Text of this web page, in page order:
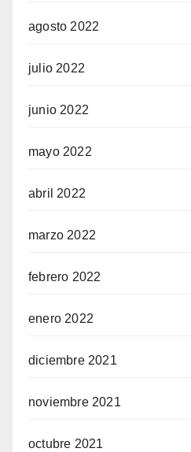
agosto 2022
julio 2022
junio 2022
mayo 2022
abril 2022
marzo 2022
febrero 2022
enero 2022
diciembre 2021
noviembre 2021
octubre 2021